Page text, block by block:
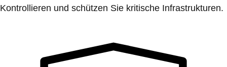
Kontrollieren und schützen Sie kritische Infrastrukturen.